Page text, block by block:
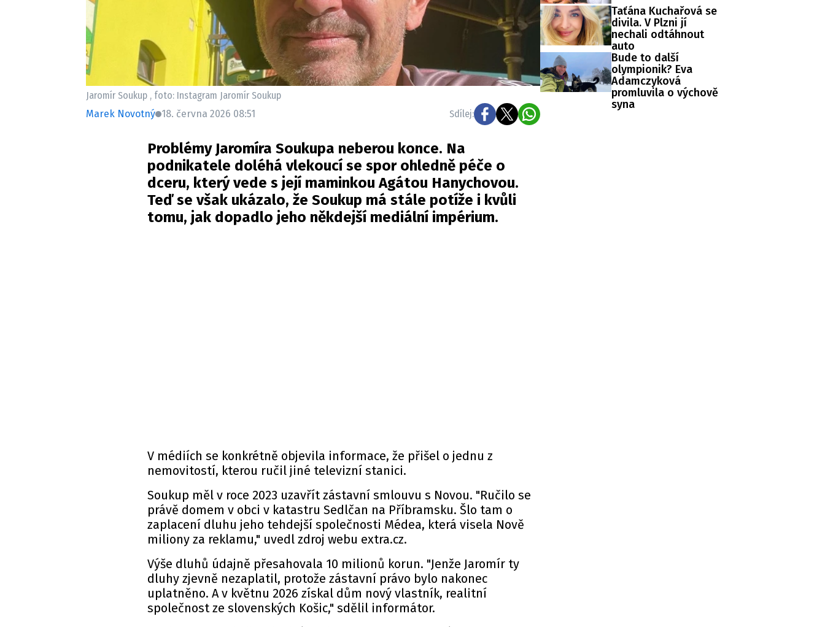
Jaromír Soukup , foto: Instagram Jaromír Soukup
Marek Novotný 18. června 2026 08:51 Sdílej:
Problémy Jaromíra Soukupa neberou konce. Na
podnikatele doléhá vlekoucí se spor ohledně péče o
dceru, který vede s její maminkou Agátou Hanychovou.
Teď se však ukázalo, že Soukup má stále potíže i kvůli
tomu, jak dopadlo jeho někdejší mediální impérium.
V médiích se konkrétně objevila informace, že přišel o jednu z
nemovitostí, kterou ručil jiné televizní stanici.
Soukup měl v roce 2023 uzavřít zástavní smlouvu s Novou. "Ručilo se
právě domem v obci v katastru Sedlčan na Příbramsku. Šlo tam o
zaplacení dluhu jeho tehdejší společnosti Médea, která visela Nově
miliony za reklamu," uvedl zdroj webu extra.cz.
Výše dluhů údajně přesahovala 10 milionů korun. "Jenže Jaromír ty
dluhy zjevně nezaplatil, protože zástavní právo bylo nakonec
uplatněno. A v květnu 2026 získal dům nový vlastník, realitní
společnost ze slovenských Košic," sdělil informátor.
Taťána Kuchařová se
divila. V Plzni jí
nechali odtáhnout
auto
Bude to další
olympionik? Eva
Adamczyková
promluvila o výchově
syna